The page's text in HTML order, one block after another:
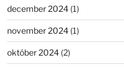
december 2024(1)
november 2024(1)
október 2024(2)